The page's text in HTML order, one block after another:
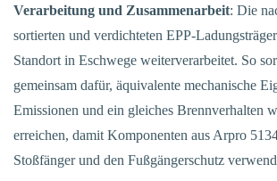
Verarbeitung und Zusammenarbeit: Die
sortierten und verdichteten EPP-
Standort in Eschwege weiterverarbeitet. So
gemeinsam dafür, äquivalente mechanische
Emissionen und ein gleiches Brennverhalten
erreichen, damit Komponenten aus Arpro
Stoßfänger und den Fußgängerschutz